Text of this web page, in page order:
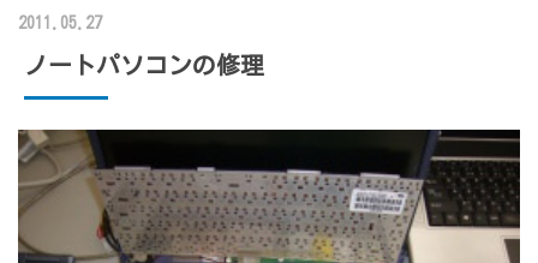
2011.05.27
ノートパソコンの修理